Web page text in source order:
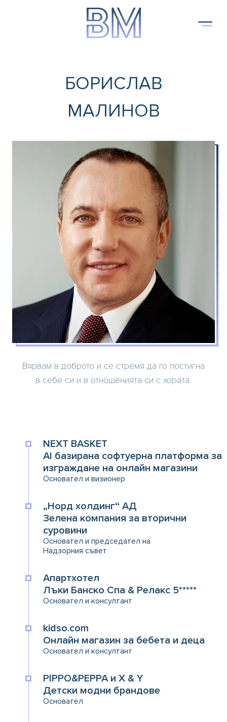
БОРИСЛАВ
МАЛИНОВ
Вярвам в доброто и се стремя да го постигна
в себе си и в отношенията си с хората.
NEXT BASKET
AI базирана софтуерна платформа за
изграждане на онлайн магазини
Основател и визионер
„Норд холдинг“ АД
Зелена компания за вторични
суровини
Основател и председател на
Надзорния съвет
Апартхотел
Лъки Банско Спа & Релакс 5*****
Основател и консултант
kidso.com
Онлайн магазин за бебета и деца
Основател и консултант
PIPPO&PEPPA и X & Y
Детски модни брандове
Основател